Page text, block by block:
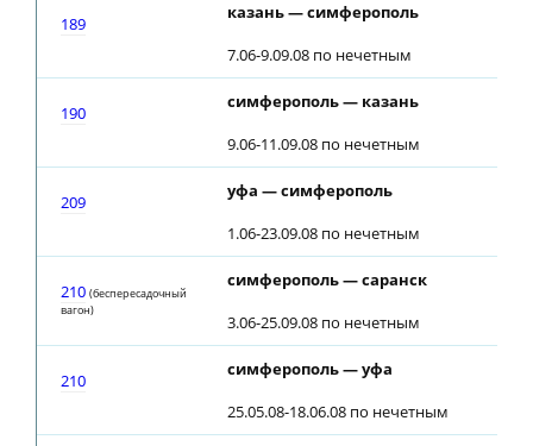
189
казань — симферополь
7.06-9.09.08 по нечетным
190
симферополь — казань
9.06-11.09.08 по нечетным
209
уфа — симферополь
1.06-23.09.08 по нечетным
210 (беспересадочный
вагон)
симферополь — саранск
3.06-25.09.08 по нечетным
210
симферополь — уфа
25.05.08-18.06.08 по нечетным